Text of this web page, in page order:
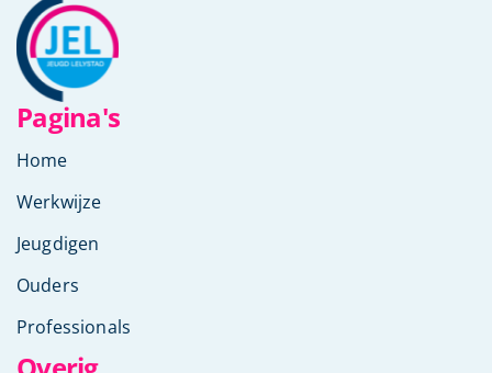
Pagina's
Home
Werkwijze
Jeugdigen
Ouders
Professionals